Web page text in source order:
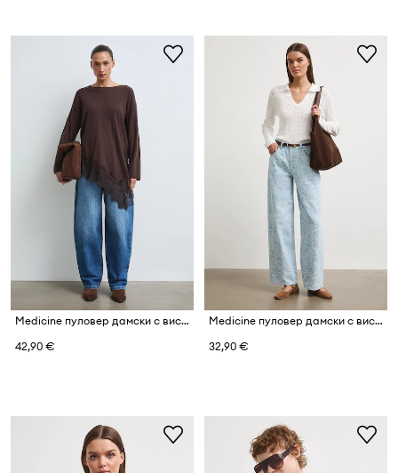
Medicine пуловер дамски с вискоза
42,90 €
Medicine пуловер дамски с вискоза
32,90 €